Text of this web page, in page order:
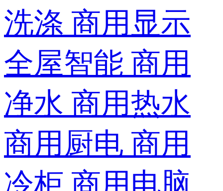
洗涤 商用显示
全屋智能 商用
净水 商用热水
商用厨电 商用
冷柜 商用电脑